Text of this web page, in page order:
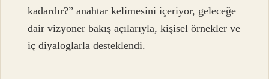
kadardır?” anahtar kelimesini içeriyor, geleceğe
dair vizyoner bakış açılarıyla, kişisel örnekler ve
iç diyaloglarla desteklendi.